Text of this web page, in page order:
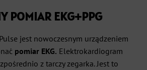
POMIAR EKG+PPG
jest nowoczesnym urządzeniem
pomiar EKG. Elektrokardiogram
z tarczy zegarka. Jest to